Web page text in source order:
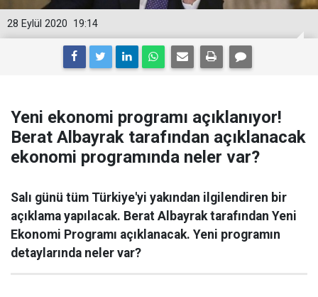
19:14
28 Eylül 2020
Yeni ekonomi programı açıklanıyor!
Berat Albayrak tarafından açıklanacak
ekonomi programında neler var?
Salı günü tüm Türkiye'yi yakından ilgilendiren bir
açıklama yapılacak. Berat Albayrak tarafından Yeni
Ekonomi Programı açıklanacak. Yeni programın
detaylarında neler var?